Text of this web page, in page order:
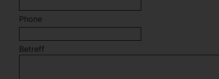
Phone
Betreff